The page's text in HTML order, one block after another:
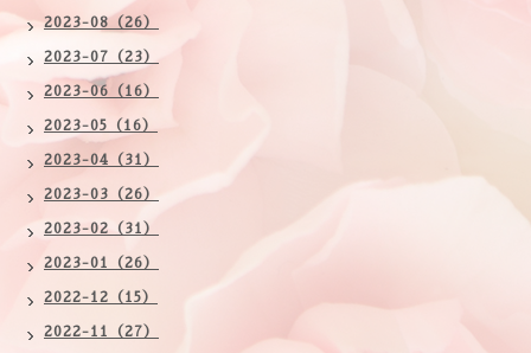
2023-08（26）
2023-07（23）
2023-06（16）
2023-05（16）
2023-04（31）
2023-03（26）
2023-02（31）
2023-01（26）
2022-12（15）
2022-11（27）